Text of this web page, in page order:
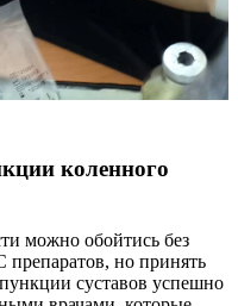
коленного
можно обойтись без
но принять
суставов успешно